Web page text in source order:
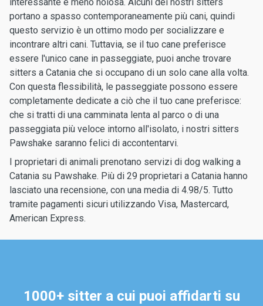
portano a spasso contemporaneamente più cani, quindi
questo servizio è un ottimo modo per socializzare e
incontrare altri cani. Tuttavia, se il tuo cane preferisce
essere l'unico cane in passeggiate, puoi anche trovare
sitters a Catania che si occupano di un solo cane alla volta.
Con questa flessibilità, le passeggiate possono essere
completamente dedicate a ciò che il tuo cane preferisce:
che si tratti di una camminata lenta al parco o di una
passeggiata più veloce intorno all'isolato, i nostri sitters
Pawshake saranno felici di accontentarvi.
I proprietari di animali prenotano servizi di dog walking a
Catania su Pawshake. Più di 29 proprietari a Catania hanno
lasciato una recensione, con una media di 4.98/5. Tutto
tramite pagamenti sicuri utilizzando Visa, Mastercard,
American Express.
1000+ sitter a cui puoi affidarti su